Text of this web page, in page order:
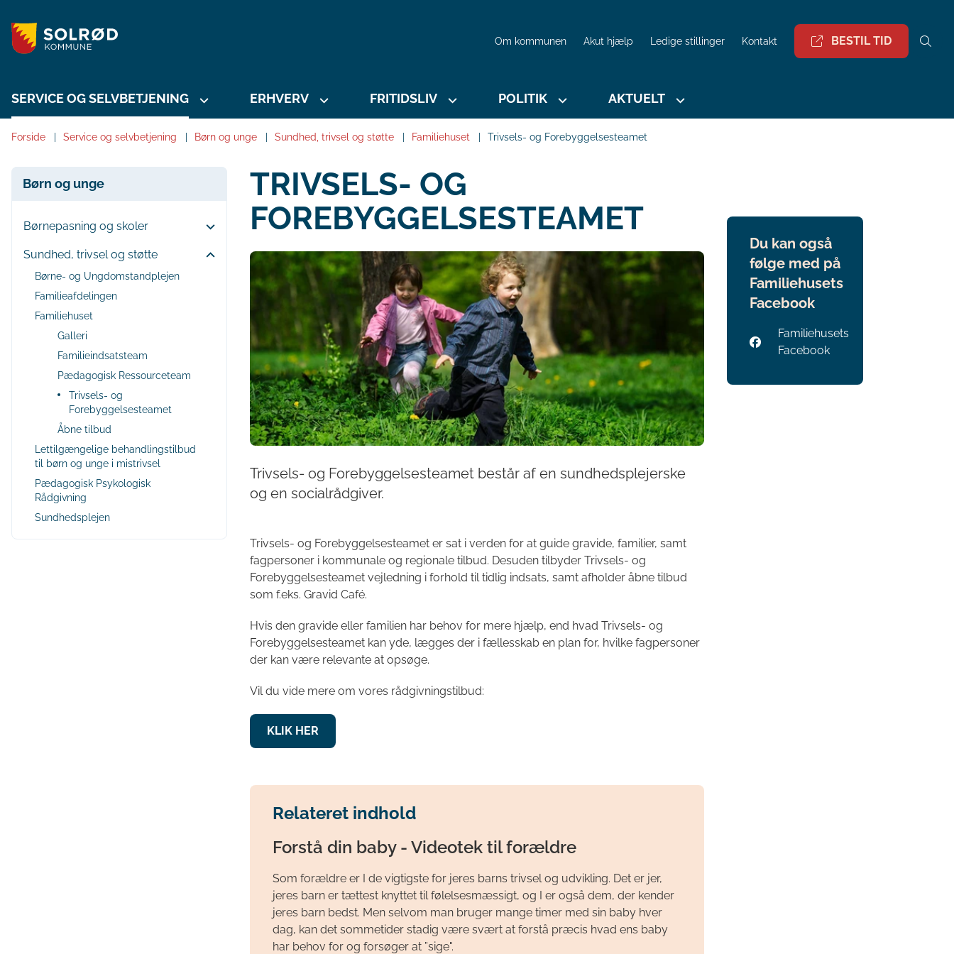
Om kommunen Akut hjælp Ledige stillinger Kontakt BESTIL TID
SERVICE OG SELVBETJENING ERHVERV FRITIDSLIV POLITIK AKTUELT
Forside Service og selvbetjening Børn og unge Sundhed, trivsel og støtte Familiehuset Trivsels- og Forebyggelsesteamet
Børn og unge
Børnepasning og skoler
Sundhed, trivsel og støtte
Børne- og Ungdomstandplejen
Familieafdelingen
Familiehuset
Galleri
Familieindsatsteam
Pædagogisk Ressourceteam
Trivsels- og
Forebyggelsesteamet
Åbne tilbud
Lettilgængelige behandlingstilbud
til børn og unge i mistrivsel
Pædagogisk Psykologisk
Rådgivning
Sundhedsplejen
TRIVSELS- OG
FOREBYGGELSESTEAMET
Trivsels- og Forebyggelsesteamet består af en sundhedsplejerske
og en socialrådgiver.
Trivsels- og Forebyggelsesteamet er sat i verden for at guide gravide, familier, samt
fagpersoner i kommunale og regionale tilbud. Desuden tilbyder Trivsels- og
Forebyggelsesteamet vejledning i forhold til tidlig indsats, samt afholder åbne tilbud
som f.eks. Gravid Café.
Hvis den gravide eller familien har behov for mere hjælp, end hvad Trivsels- og
Forebyggelsesteamet kan yde, lægges der i fællesskab en plan for, hvilke fagpersoner
der kan være relevante at opsøge.
Vil du vide mere om vores rådgivningstilbud:
KLIK HER
Relateret indhold
Forstå din baby - Videotek til forældre
Som forældre er I de vigtigste for jeres barns trivsel og udvikling. Det er jer,
jeres barn er tættest knyttet til følelsesmæssigt, og I er også dem, der kender
jeres barn bedst. Men selvom man bruger mange timer med sin baby hver
dag, kan det sommetider stadig være svært at forstå præcis hvad ens baby
har behov for og forsøger at ”sige".
Du kan også
følge med på
Familiehusets
Facebook
Familiehusets
Facebook